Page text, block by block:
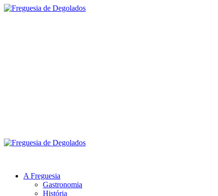
Skip
Menu
A Freguesia
Gastronomia
História